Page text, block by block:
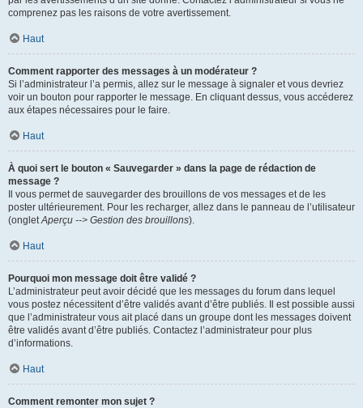
comprenez pas les raisons de votre avertissement.
Haut
Comment rapporter des messages à un modérateur ?
Si l’administrateur l’a permis, allez sur le message à signaler et vous devriez
voir un bouton pour rapporter le message. En cliquant dessus, vous accéderez
aux étapes nécessaires pour le faire.
Haut
À quoi sert le bouton « Sauvegarder » dans la page de rédaction de
message ?
Il vous permet de sauvegarder des brouillons de vos messages et de les
poster ultérieurement. Pour les recharger, allez dans le panneau de l’utilisateur
(ongletAperçu --> Gestion des brouillons).
Haut
Pourquoi mon message doit être validé ?
L’administrateur peut avoir décidé que les messages du forum dans lequel
vous postez nécessitent d’être validés avant d’être publiés. Il est possible aussi
que l’administrateur vous ait placé dans un groupe dont les messages doivent
être validés avant d’être publiés. Contactez l’administrateur pour plus
d’informations.
Haut
Comment remonter mon sujet ?